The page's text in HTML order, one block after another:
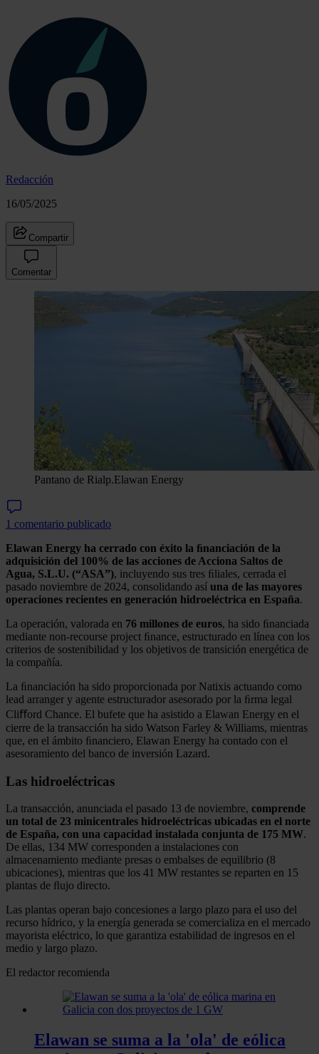
Redacción
16/05/2025
Compartir
Comentar
Pantano de Rialp.Elawan Energy
1 comentario publicado
Elawan Energy ha cerrado con éxito la ﬁnanciación de la
adquisición del 100% de las acciones de Acciona Saltos de
Agua, S.L.U. (“ASA”), incluyendo sus tres ﬁliales, cerrada el
pasado noviembre de 2024, consolidando así una de las mayores
operaciones recientes en generación hidroeléctrica en España.
La operación, valorada en 76 millones de euros, ha sido ﬁnanciada
mediante non-recourse project ﬁnance, estructurado en línea con los
criterios de sostenibilidad y los objetivos de transición energética de
la compañía.
La ﬁnanciación ha sido proporcionada por Natixis actuando como
lead arranger y agente estructurador asesorado por la ﬁrma legal
Cliﬀord Chance. El bufete que ha asistido a Elawan Energy en el
cierre de la transacción ha sido Watson Farley & Williams, mientras
que, en el ámbito ﬁnanciero, Elawan Energy ha contado con el
asesoramiento del banco de inversión Lazard.
Las hidroeléctricas
La transacción, anunciada el pasado 13 de noviembre, comprende
un total de 23 minicentrales hidroeléctricas ubicadas en el norte
de España, con una capacidad instalada conjunta de 175 MW.
De ellas, 134 MW corresponden a instalaciones con
almacenamiento mediante presas o embalses de equilibrio (8
ubicaciones), mientras que los 41 MW restantes se reparten en 15
plantas de ﬂujo directo.
Las plantas operan bajo concesiones a largo plazo para el uso del
recurso hídrico, y la energía generada se comercializa en el mercado
mayorista eléctrico, lo que garantiza estabilidad de ingresos en el
medio y largo plazo.
El redactor recomienda
Elawan se suma a la 'ola' de eólica